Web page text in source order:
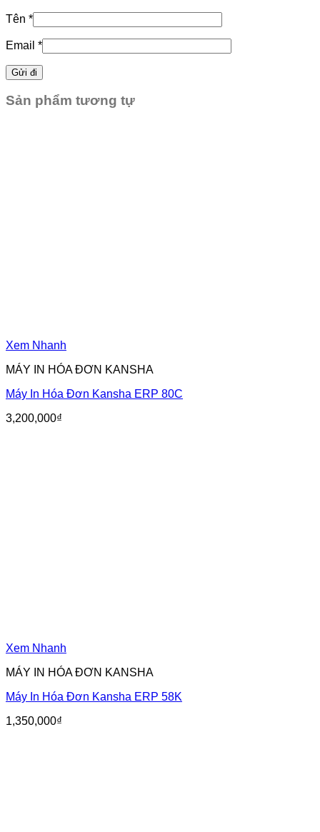
Tên *
Email *
Sản phẩm tương tự
Xem Nhanh
MÁY IN HÓA ĐƠN KANSHA
Máy In Hóa Đơn Kansha ERP 80C
3,200,000₫
Xem Nhanh
MÁY IN HÓA ĐƠN KANSHA
Máy In Hóa Đơn Kansha ERP 58K
1,350,000₫